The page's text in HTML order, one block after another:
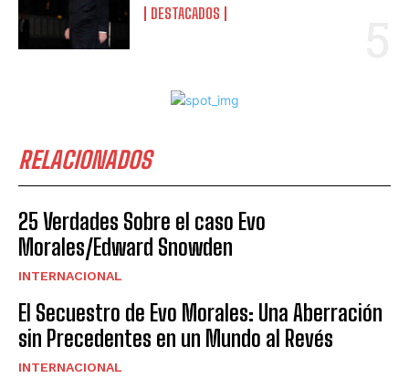
DESTACADOS
RELACIONADOS
25 Verdades Sobre el caso Evo
Morales/Edward Snowden
INTERNACIONAL
El Secuestro de Evo Morales: Una Aberración
sin Precedentes en un Mundo al Revés
INTERNACIONAL